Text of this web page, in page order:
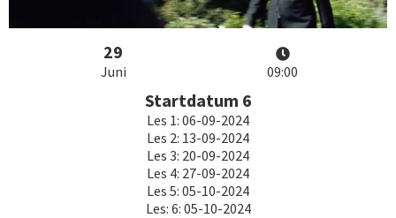
29
Juni 09:00
Startdatum 6
Les 1: 06-09-2024
Les 2: 13-09-2024
Les 3: 20-09-2024
Les 4: 27-09-2024
Les 5: 05-10-2024
Les: 6: 05-10-2024